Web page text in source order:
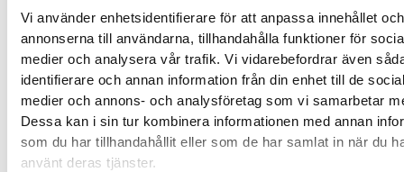
Vi använder enhetsidentifierare för att anpassa innehållet och
annonserna till användarna, tillhandahålla funktioner för
medier och analysera vår trafik. Vi vidarebefordrar även
identifierare och annan information från din enhet till de
medier och annons- och analysföretag som vi samarbetar
Dessa kan i sin tur kombinera informationen med annan
som du har tillhandahållit eller som de har samlat in när du
använt deras tjänster.
Fler reparationer för samma
modell
Data Recovery599,00kr
Felsökning299,00kr